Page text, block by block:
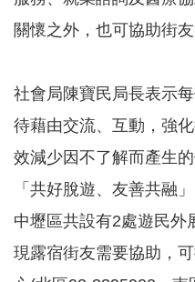
服
務
資
訊
機
關
通
錄
政
關懷之外，也可協助街
社會局陳寶民局長表示
待藉由交流、互動，強
效減少因不了解而產生
「共好脫遊、友善共融
中壢區共設有2處遊民外
現露宿街友需要協助，